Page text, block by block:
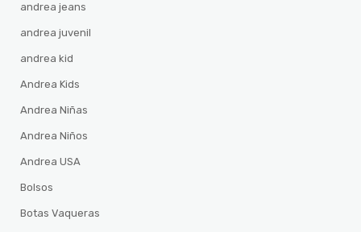
andrea jeans
andrea juvenil
andrea kid
Andrea Kids
Andrea Niñas
Andrea Niños
Andrea USA
Bolsos
Botas Vaqueras